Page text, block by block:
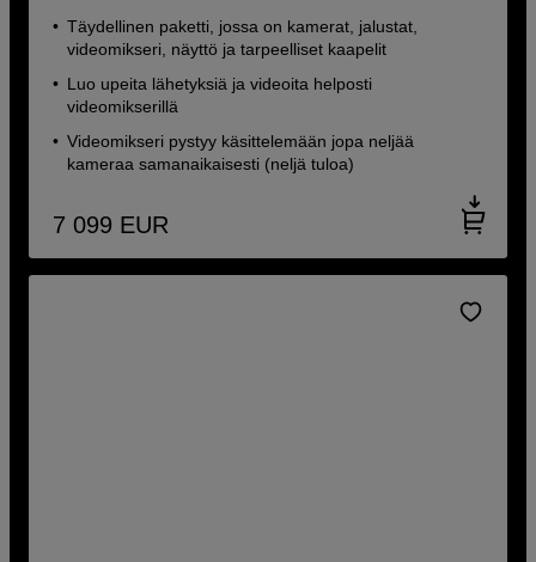
Täydellinen paketti, jossa on kamerat, jalustat,
videomikseri, näyttö ja tarpeelliset kaapelit
Luo upeita lähetyksiä ja videoita helposti
videomikserillä
Videomikseri pystyy käsittelemään jopa neljää
kameraa samanaikaisesti (neljä tuloa)
7 099 EUR